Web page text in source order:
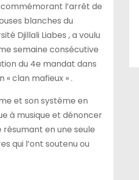
l’arrêt de
blanches du
Djillali Liabes , a voulu
semaine consécutive
du 4e mandat dans
clan mafieux » .
et son système en
à musique et dénoncer
en une seule
qui l’ont soutenu ou